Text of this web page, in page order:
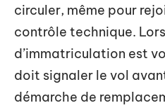
circuler, même pour
contrôle technique.
d’immatriculation est
doit signaler le vol
démarche de